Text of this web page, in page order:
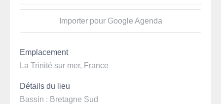
Importer pour Google Agenda
Emplacement
La Trinité sur mer, France
Détails du lieu
Bassin : Bretagne Sud